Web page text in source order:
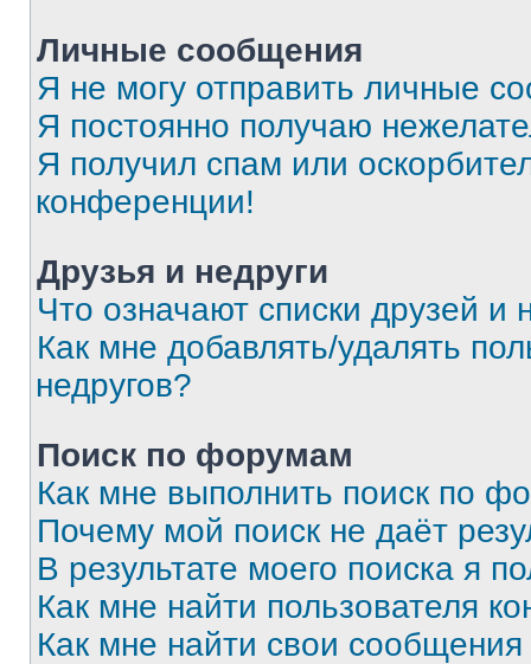
Личные сообщения
Я не могу отправить личные
Я постоянно получаю
Я получил спам или
конференции!
Друзья и недруги
Что означают списки друзей и
Как мне добавлять/удалять
недругов?
Поиск по форумам
Как мне выполнить поиск по
Почему мой поиск не даёт
В результате моего поиска я
Как мне найти пользователя
Как мне найти свои